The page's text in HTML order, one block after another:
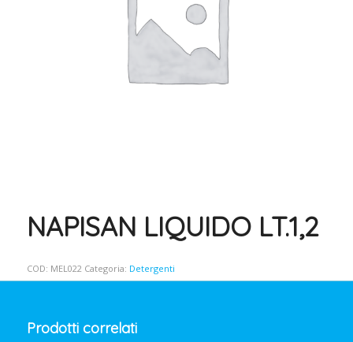
NAPISAN LIQUIDO LT.1,2
COD: MEL022 Categoria: Detergenti
Prodotti correlati